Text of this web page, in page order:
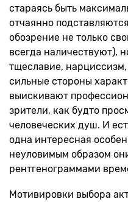
стараясь быть
отчаянно
обозрение не только
всегда наличествуют),
тщеславие,
сильные стороны
выискивают
зрители, как будто
человеческих душ. И
одна интересная
неуловимым образом
рентгенограммами
Мотивировки выбора